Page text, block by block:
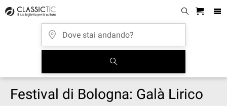
Festival di Bologna: Galà Lirico